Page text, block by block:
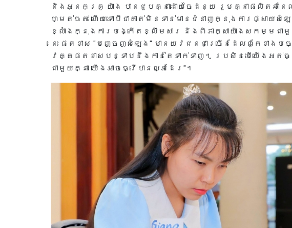
និងអ្នកគ្រូ យ៉ាង បានជួបគ្នាដោយចៃដន្យ រួមគ្នាផលិតឆាន
ហ្មត់ចត់ ហើយទោះបីជាគាត់មិនទាន់មានជំនាញក្នុងការផ្សាយសំឡ
ខ្លាំងក្នុងការបង្កើតខ្លឹមសារ និងពិភាក្សាយ៉ាងសកម្មជ
នេះ ផតខាស "បញ្ចេញសំឡេង" មានយុវជនជាច្រើនដែលពូកែខាងប
វគ្គផតខាសបន្ទាប់នឹងកាន់តែទាក់ទាញ។ ប្រសិនបើយើងអត់
ជាមួយគ្នា យើងអាចធ្វើបានល្អដែរ"។